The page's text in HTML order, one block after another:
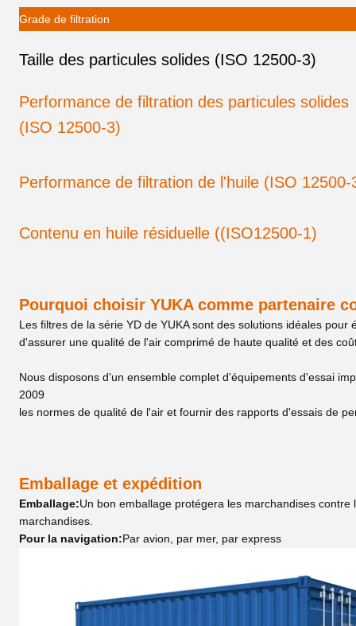
Grade de filtration
Taille des particules solides (ISO 12500-3)
Performance de filtration des particules solides
(ISO 12500-3)
Performance de filtration de l'huile (ISO 12500-
Contenu en huile résiduelle ((ISO12500-1)
Pourquoi choisir YUKA comme partenaire
Les filtres de la série YD de YUKA sont des solutions idéales
d'assurer une qualité de l'air comprimé de haute qualité et des
Nous disposons d'un ensemble complet d'équipements d'essai
2009
les normes de qualité de l'air et fournir des rapports d'essais de
Emballage et expédition
Emballage:Un bon emballage protégera les marchandises
marchandises.
Pour la navigation:Par avion, par mer, par express